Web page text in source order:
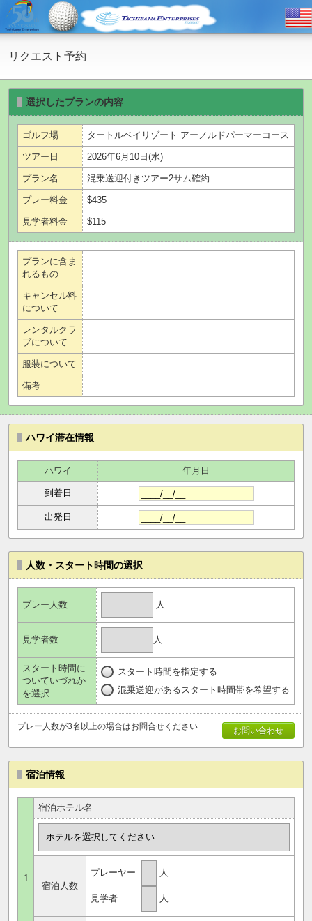
リクエスト予約
選択したプランの内容
ゴルフ場 タートルベイリゾート アーノルドパーマーコース
ツアー日 2026年6月10日(水)
プラン名 混乗送迎付きツアー2サム確約
プレー料金 $435
見学者料金 $115
プランに含ま
れるもの
キャンセル料
について
レンタルクラ
ブについて
服装について
備考
ハワイ滞在情報
ハワイ 年月日
到着日
出発日
人数・スタート時間の選択
プレー人数 人
見学者数 人
スタート時間に
ついていづれか
を選択
スタート時間を指定する
混乗送迎があるスタート時間帯を希望する
お問い合わせ
プレー人数が3名以上の場合はお問合せください
宿泊情報
1
宿泊ホテル名
宿泊人数
プレーヤー 人
見学者 人